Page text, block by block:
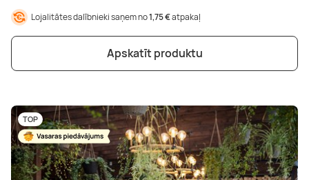
Lojalitātes dalībnieki saņem no1,75 €atpakaļ
Apskatīt produktu
TOP